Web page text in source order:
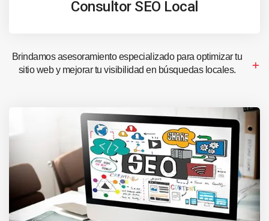
Consultor SEO Local
Brindamos asesoramiento especializado para optimizar tu
sitio web y mejorar tu visibilidad en búsquedas locales.